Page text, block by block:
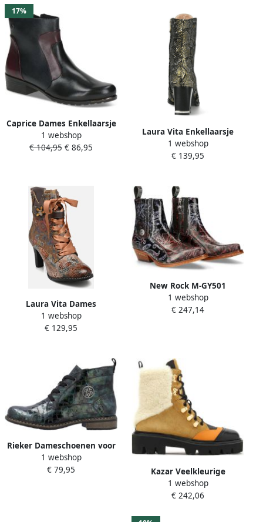
17%
Caprice Dames Enkellaarsje
9-25335-43 961 G-breedte
1 webshop
€ 104,95 € 86,95
Laura Vita Enkellaarsje
Kacio Marron Multicolour
1 webshop
€ 139,95
Laura Vita Dames
Enkellaars Alcbaneo 141
Gris Multicolour
1 webshop
€ 129,95
New Rock M-GY501
Enkellaars 39 Shoes
Multicolours
1 webshop
€ 247,14
Rieker Dameschoenen voor
alledag Green Dames
1 webshop
€ 79,95
Kazar Veelkleurige
enkellaarsjes voor dames
1 webshop
€ 242,06